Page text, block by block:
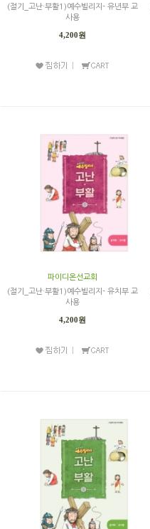
(절기_고난·부활1)예수빌리지- 유년부 교
사용
4,200원
파이디온선교회
(절기_고난·부활1)예수빌리지- 유치부 교
사용
4,200원